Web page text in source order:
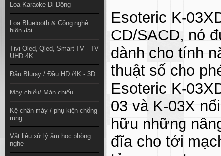
Loa Karaoke Di Động
Loa Bluetooth & Công nghệ
hiện đại
Tivi Oled, Qled, Smart TV - TV
UHD 4K
Đầu Bluray / Đầu HD /4K - 3D
Máy chiếu/ Màn chiếu
Kệ chân máy / phụ kiện chống
rung
Vật liệu xử lý âm học phòng
nghe
Esoteric K-
CD/SACD, nó
dành cho tính
thuật số cho
Esoteric K-
03 và K-03X
hữu những
đĩa cho tới